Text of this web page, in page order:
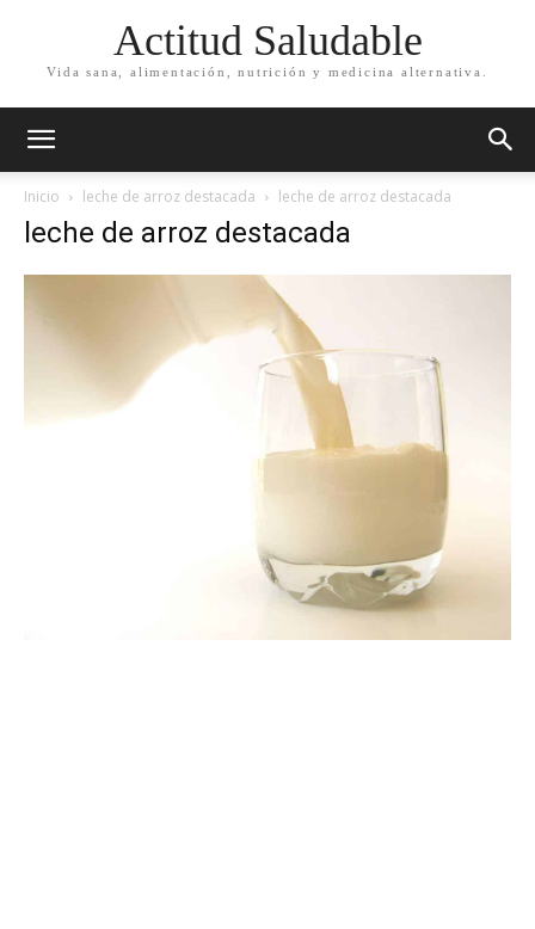
Actitud Saludable
Vida sana, alimentación, nutrición y medicina alternativa.
Inicio leche de arroz destacada leche de arroz destacada
leche de arroz destacada